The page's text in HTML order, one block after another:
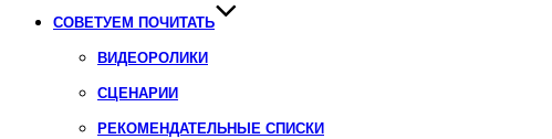
СОВЕТУЕМ ПОЧИТАТЬ
ВИДЕОРОЛИКИ
СЦЕНАРИИ
РЕКОМЕНДАТЕЛЬНЫЕ СПИСКИ